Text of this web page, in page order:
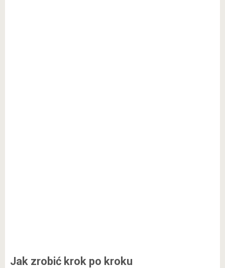
Jak zrobić krok po kroku